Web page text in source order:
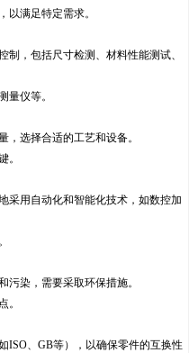
以满足特定需求。
，包括尺寸检测、材料性能测试、
量仪等。
，选择合适的工艺和设备。
。
采用自动化和智能化技术，如数控加
污染，需要采取环保措施。
。
ISO、GB等），以确保零件的互换性